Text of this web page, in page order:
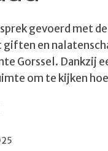
gevoerd met
en
Gorssel. Dankzij
om te kijken